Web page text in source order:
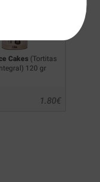
Cakes (Tortitas
120 gr
€
1.80